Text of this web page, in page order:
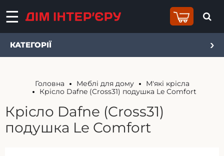
КАТЕГОРІЇ
Головна Меблі для дому
М'які крісла
Крісло Dafne (Cross31) подушка Le Comfort
Крісло Dafne (Cross31)
подушка Le Comfort